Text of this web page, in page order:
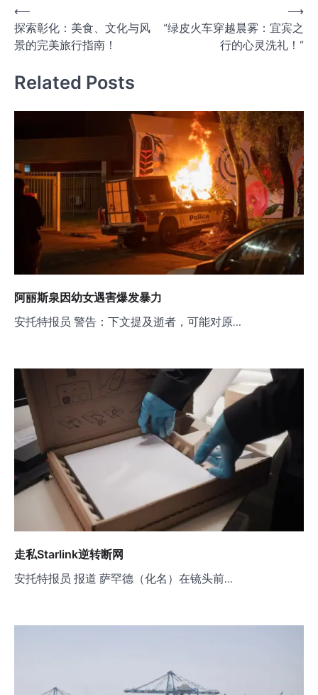
文
章
导
航
⟵
探索彰化：美食、文化与风
景的完美旅行指南！
“绿皮火车穿越晨雾：宜宾之
行的心灵洗礼！”
⟶
Related Posts
阿丽斯泉因幼女遇害爆发暴力
安托特报员 警告：下文提及逝者，可能对原…
走私Starlink逆转断网
安托特报员 报道 萨罕德（化名）在镜头前…